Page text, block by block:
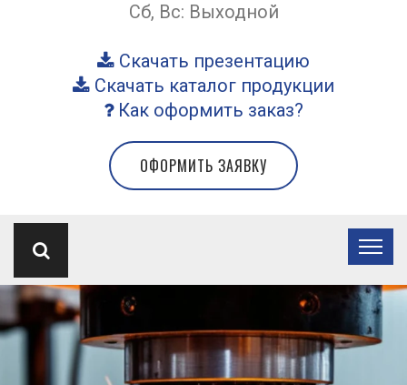
Сб, Вс: Выходной
Скачать презентацию
Скачать каталог продукции
Как оформить заказ?
ОФОРМИТЬ ЗАЯВКУ